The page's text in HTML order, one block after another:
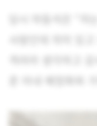
당시 마동석은 “
사람인데 의미 있
격려라 생각하고
준 아내 예정화와